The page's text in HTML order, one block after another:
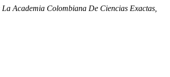
La Academia Colombiana De Ciencias Exactas,